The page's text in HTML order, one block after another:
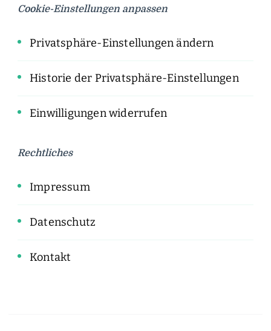
Cookie-Einstellungen anpassen
Privatsphäre-Einstellungen ändern
Historie der Privatsphäre-Einstellungen
Einwilligungen widerrufen
Rechtliches
Impressum
Datenschutz
Kontakt